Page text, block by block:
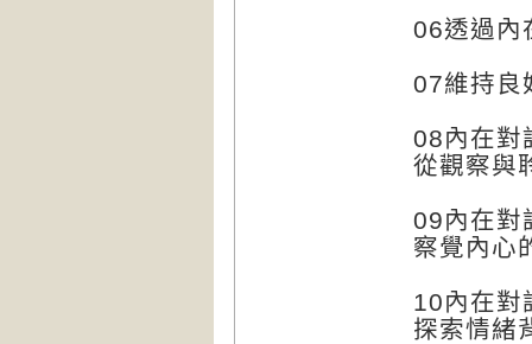
06透過內
07維持良
08內在對
從觀察與
09內在對
察覺內心
10內在對
探索情緒